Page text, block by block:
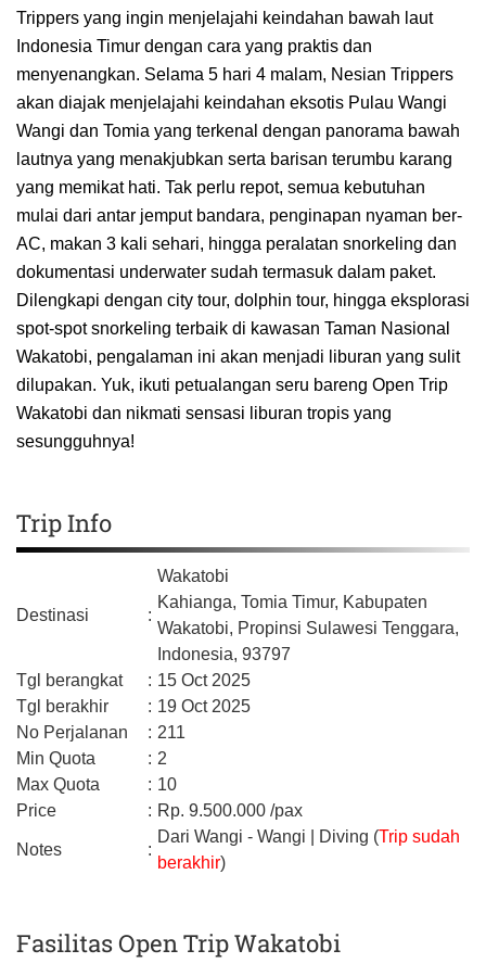
Trippers yang ingin menjelajahi keindahan bawah laut
Indonesia Timur dengan cara yang praktis dan
menyenangkan. Selama 5 hari 4 malam, Nesian Trippers
akan diajak menjelajahi keindahan eksotis Pulau Wangi
Wangi dan Tomia yang terkenal dengan panorama bawah
lautnya yang menakjubkan serta barisan terumbu karang
yang memikat hati. Tak perlu repot, semua kebutuhan
mulai dari antar jemput bandara, penginapan nyaman ber-
AC, makan 3 kali sehari, hingga peralatan snorkeling dan
dokumentasi underwater sudah termasuk dalam paket.
Dilengkapi dengan city tour, dolphin tour, hingga eksplorasi
spot-spot snorkeling terbaik di kawasan Taman Nasional
Wakatobi, pengalaman ini akan menjadi liburan yang sulit
dilupakan. Yuk, ikuti petualangan seru bareng Open Trip
Wakatobi dan nikmati sensasi liburan tropis yang
sesungguhnya!
Trip Info
Destinasi :
Wakatobi
Kahianga, Tomia Timur, Kabupaten
Wakatobi, Propinsi Sulawesi Tenggara,
Indonesia, 93797
Tgl berangkat
: 15 Oct 2025
Tgl berakhir
: 19 Oct 2025
No Perjalanan
: 211
Min Quota
: 2
Max Quota
: 10
Price
: Rp. 9.500.000 /pax
Notes :
Dari Wangi - Wangi | Diving (Trip sudah
berakhir)
Fasilitas Open Trip Wakatobi